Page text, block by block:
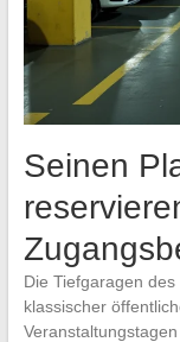
Seinen
Die Tiefgaragen
klassischer